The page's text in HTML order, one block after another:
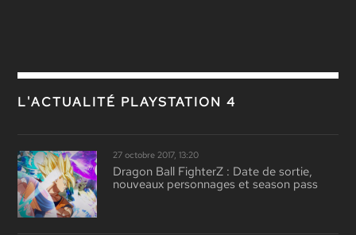
L'ACTUALITÉ PLAYSTATION 4
27 octobre 2017, 13:20
Dragon Ball FighterZ : Date de sortie,
nouveaux personnages et season pass